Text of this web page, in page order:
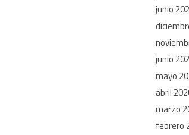
junio
junio
mayo
abril
marzo
febrero